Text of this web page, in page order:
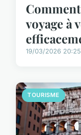
voyage à
19/03/2026 20:25
TOURISME